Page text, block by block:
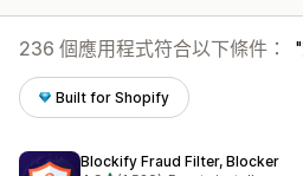
236 個應用程式符合以下條件：
Built for Shopify
Blockify Fraud Filter, Blocker